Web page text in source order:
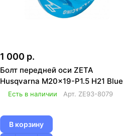
1 000 р.
Болт передней оси ZETA
Husqvarna M20x19-P1.5 H21 Blue
Есть в наличии Арт. ZE93-8079
В корзину